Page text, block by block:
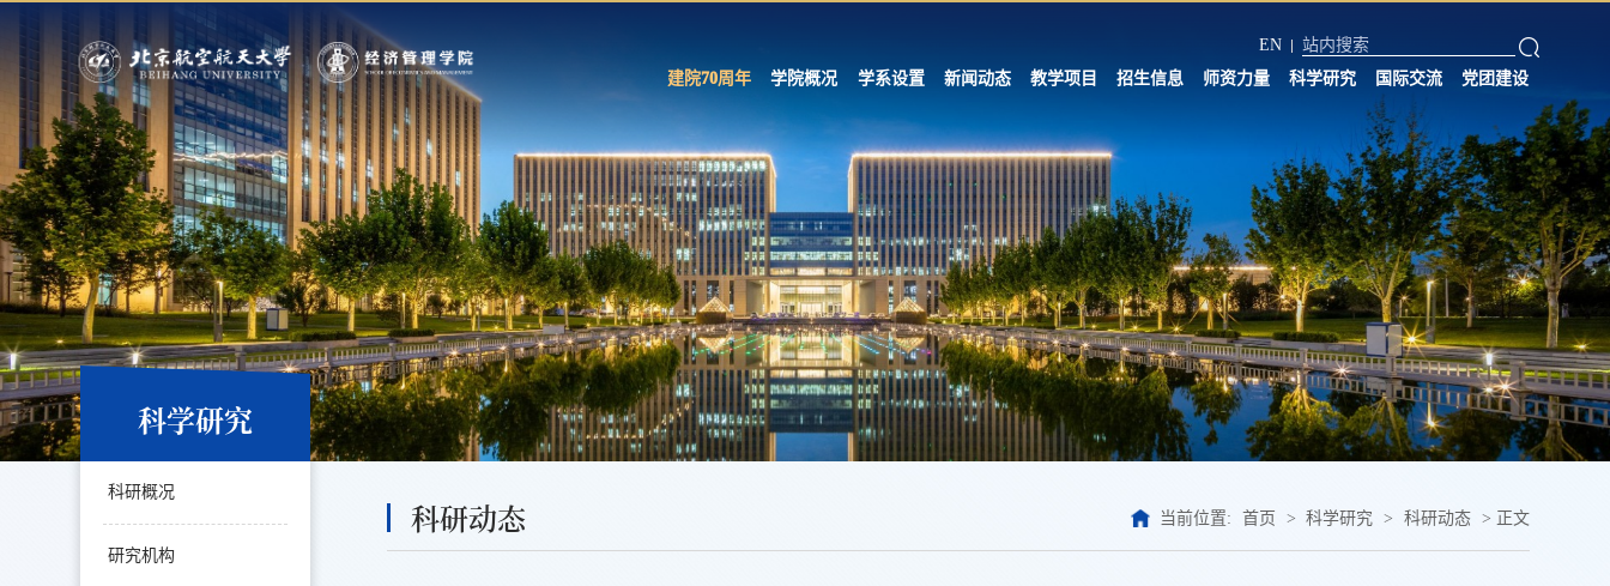
EN
建院70周年
学院概况 学系设置 新闻动态 教学项目 招生信息 师资力量 科学研究 国际交流 党团建设
科学研究
科研概况
研究机构
科研动态 当前位置: 首页 > 科学研究 > 科研动态 > 正文